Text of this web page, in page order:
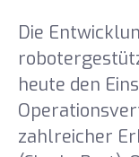
Publikationen
Unsere
Karriere
Die
heute den
zahlreicher